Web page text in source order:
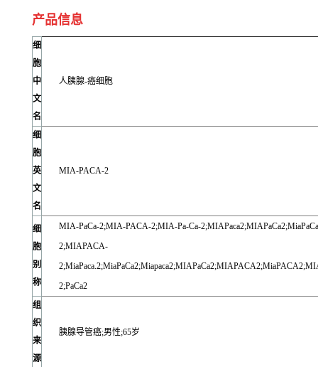
产品信息
细
胞
中
文
名
人胰腺-癌细胞
细
胞
英
文
名
MIA-PACA-2
细
胞
别
称
MIA-PaCa-2;MIA-PACA-2;MIA-Pa-Ca-
2;MIAPACA-
2;PaCa2
组
织
来
源
胰腺导管癌;男性;65岁